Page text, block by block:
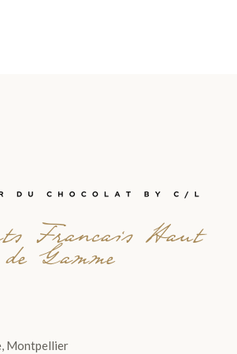
Francais Haut
de Gamme
Montpellier